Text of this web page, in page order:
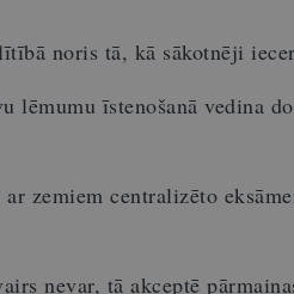
noris tā, kā sākotnēji
lēmumu īstenošanā vedina
zemiem centralizēto
nevar, tā akceptē